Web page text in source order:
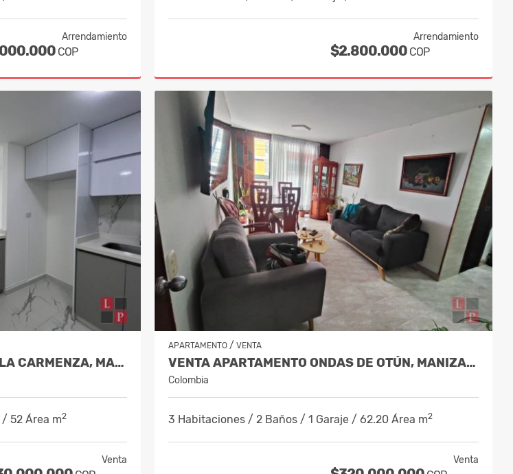
Arrendamiento
COP
Arrendamiento
$2.800.000 COP
VENTA APARTAMENTO EN VILLA CARMENZA, MANIZALES COD 10084871
52 Área m2
Venta
APARTAMENTO / VENTA
VENTA APARTAMENTO ONDAS DE OTÚN, MANIZALES COD.9914996
Colombia
3 Habitaciones / 2 Baños / 1 Garaje / 62.20 Área m2
Venta